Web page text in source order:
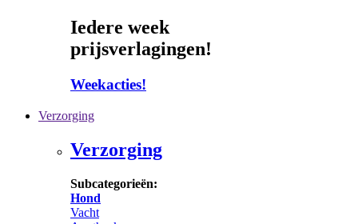
Iedere week
prijsverlagingen!
Weekacties!
Verzorging
Verzorging
Subcategorieën:
Hond
Vacht